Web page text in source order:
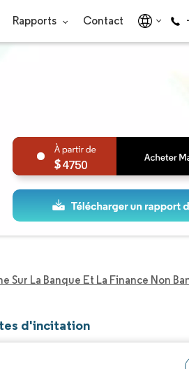
Rapports Contact
4750
Sur La Banque Et La Finance Non
d'incitation